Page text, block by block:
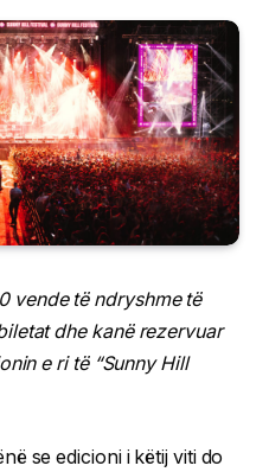
vende të ndryshme të
dhe kanë rezervuar
e ri të “Sunny Hill
se edicioni i këtij viti do